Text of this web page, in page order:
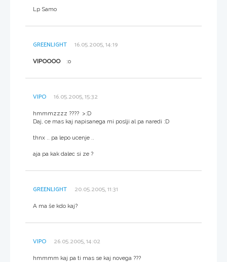
Lp Samo
GREENLIGHT 16.05.2005, 14:19
VIPOOOO:o
VIPO 16.05.2005, 15:32
hmmmzzzz ???? >:D
Daj, ce mas kaj napisanega mi poslji al pa naredi :D
thnx .. pa lepo ucenje ..
aja pa kak dalec si ze ?
GREENLIGHT 20.05.2005, 11:31
A ma še kdo kaj?
VIPO 26.05.2005, 14:02
hmmmm kaj pa ti mas se kaj novega ???